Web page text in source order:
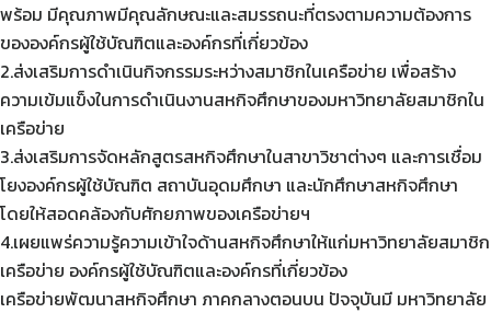
บุคลากรสำนักส่งเสริมวิชาการและงานทะเบียน
ประกาศจาก อว. และคุรุสภา
ประกาศจาก อว. และคุรุสภา
ปรัชญา วิสัยทัศน์ พันธกิจ
ระบบและสิ่งอำนวยความสะดวก สนับสนุนการศึกษา
รายงานจำนวนนักศึกษาต่างชาติ
พร้อม มีคุณภาพมีคุณลักษณะและสมรรถนะที่ตรงตามความต้องการ
ขององค์กรผู้ใช้บัณฑิตและองค์กรที่เกี่ยวข้อง
2.ส่งเสริมการดำเนินกิจกรรมระหว่างสมาชิกในเครือข่าย เพื่อสร้าง
ความเข้มแข็งในการดำเนินงานสหกิจศึกษาของมหาวิทยาลัยสมาชิกใน
เครือข่าย
3.ส่งเสริมการจัดหลักสูตรสหกิจศึกษาในสาขาวิชาต่างๆ และการเชื่อม
โยงองค์กรผู้ใช้บัณฑิต สถาบันอุดมศึกษา และนักศึกษาสหกิจศึกษา
โดยให้สอดคล้องกับศักยภาพของเครือข่ายฯ
4.เผยแพร่ความรู้ความเข้าใจด้านสหกิจศึกษาให้แก่มหาวิทยาลัยสมาชิก
เครือข่าย องค์กรผู้ใช้บัณฑิตและองค์กรที่เกี่ยวข้อง
เครือข่ายพัฒนาสหกิจศึกษา ภาคกลางตอนบน ปัจจุบันมี มหาวิทยาลัย